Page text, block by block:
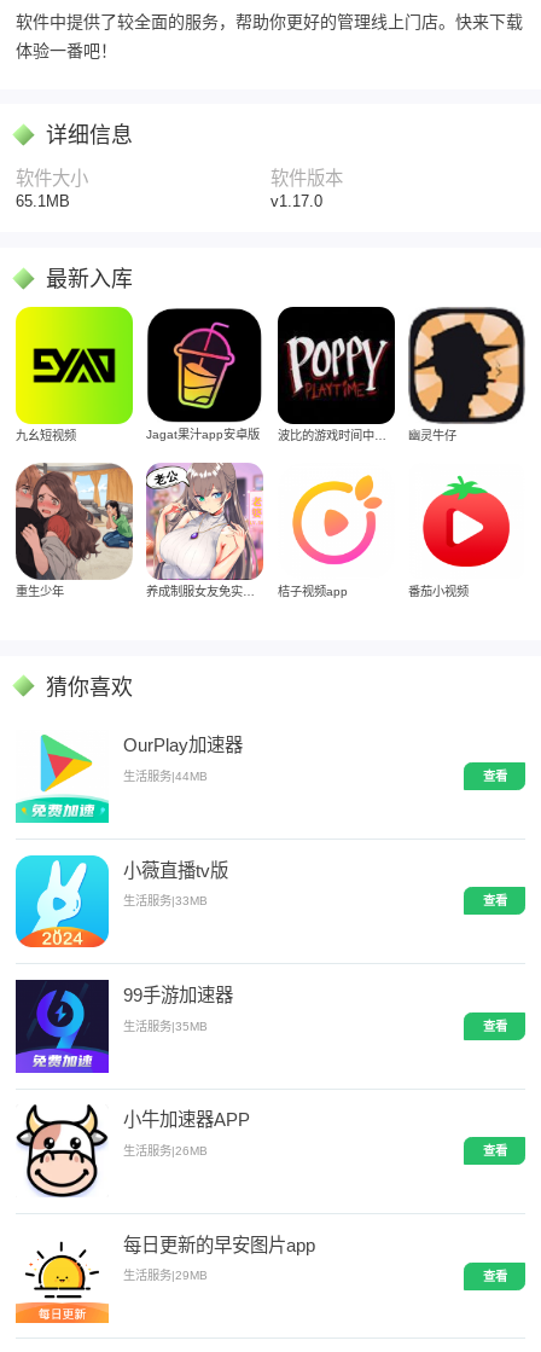
软件中提供了较全面的服务，帮助你更好的管理线上门店。快来下载
体验一番吧！
详细信息
软件大小
65.1MB
软件版本
v1.17.0
最新入库
九幺短视频 Jagat果汁app安卓版 波比的游戏时间中文版 幽灵牛仔
重生少年 桔子视频app 番茄小视频
猜你喜欢
OurPlay加速器
生活服务|44MB 查看
小薇直播tv版
生活服务|33MB 查看
99手游加速器
生活服务|35MB 查看
小牛加速器APP
生活服务|26MB 查看
每日更新的早安图片app
生活服务|29MB 查看